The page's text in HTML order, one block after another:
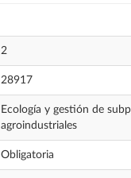
2
28917
Ecología y gestión de
agroindustriales
Obligatoria